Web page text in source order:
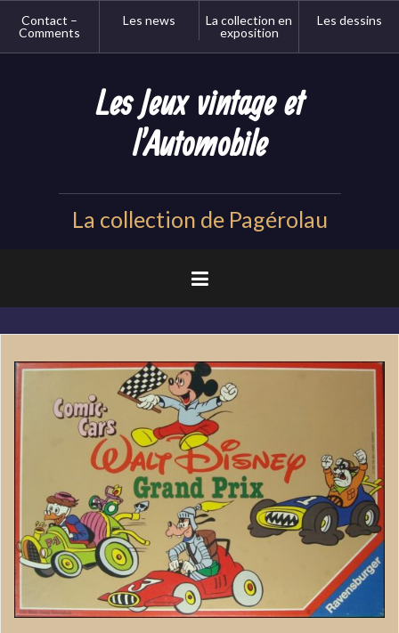
Contact –
Comments
Les news
La collection en
exposition
Les dessins
Les Jeux vintage et
l'Automobile
La collection de Pagérolau